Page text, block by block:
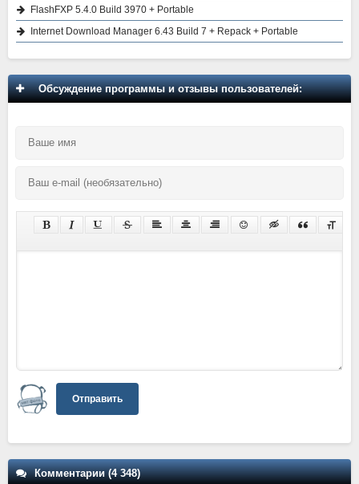
FlashFXP 5.4.0 Build 3970 + Portable
Internet Download Manager 6.43 Build 7 + Repack + Portable
Обсуждение программы и отзывы пользователей:
Отправить
Комментарии (4 348)